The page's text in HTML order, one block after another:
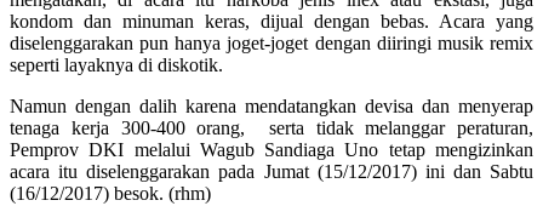
kondom dan minuman keras, dijual dengan bebas. Acara yang
diselenggarakan pun hanya joget-joget dengan diiringi musik remix
seperti layaknya di diskotik.
Namun dengan dalih karena mendatangkan devisa dan menyerap
tenaga kerja 300-400 orang, serta tidak melanggar peraturan,
Pemprov DKI melalui Wagub Sandiaga Uno tetap mengizinkan
acara itu diselenggarakan pada Jumat (15/12/2017) ini dan Sabtu
(16/12/2017) besok. (rhm)